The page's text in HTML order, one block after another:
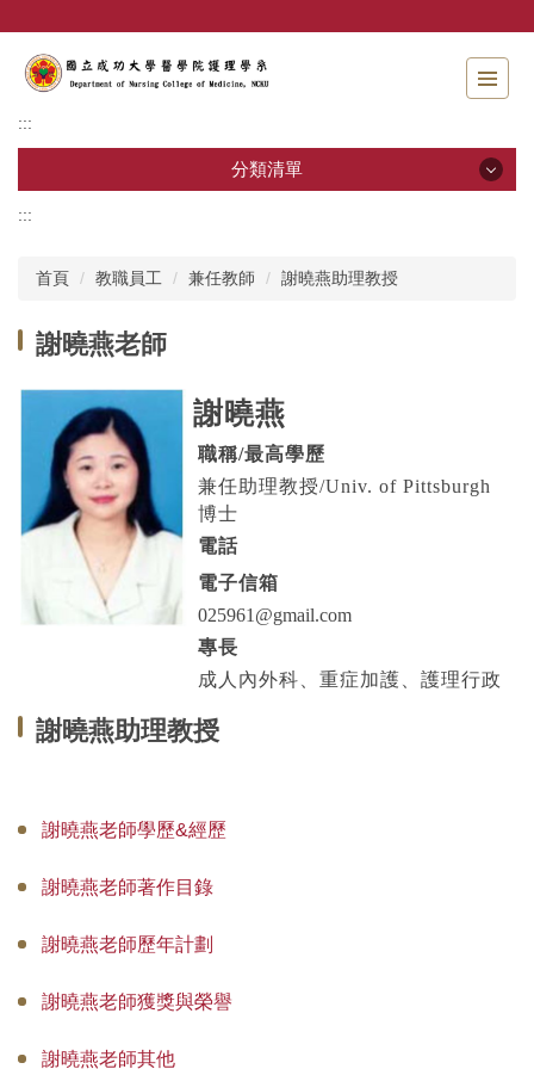
主
內
:::
分類清單
招生資訊
系所介紹
教職員工
學士班
碩士班
專師碩士在職專班
國際碩士班
獎學金
教室借用(限學系IP)
國際交流
法規彙編
:::
首頁 教職員工 兼任教師 謝曉燕助理教授
謝曉燕老師
謝曉燕
職稱/最高學歷
兼任助理教授/Univ. of Pittsburgh
博士
電話
電子信箱
025961@gmail.com
專長
成人內外科、重症加護、護理行政
謝曉燕助理教授
謝曉燕老師學歷&經歷
謝曉燕老師著作目錄
謝曉燕老師歷年計劃
謝曉燕老師獲獎與榮譽
謝曉燕老師其他